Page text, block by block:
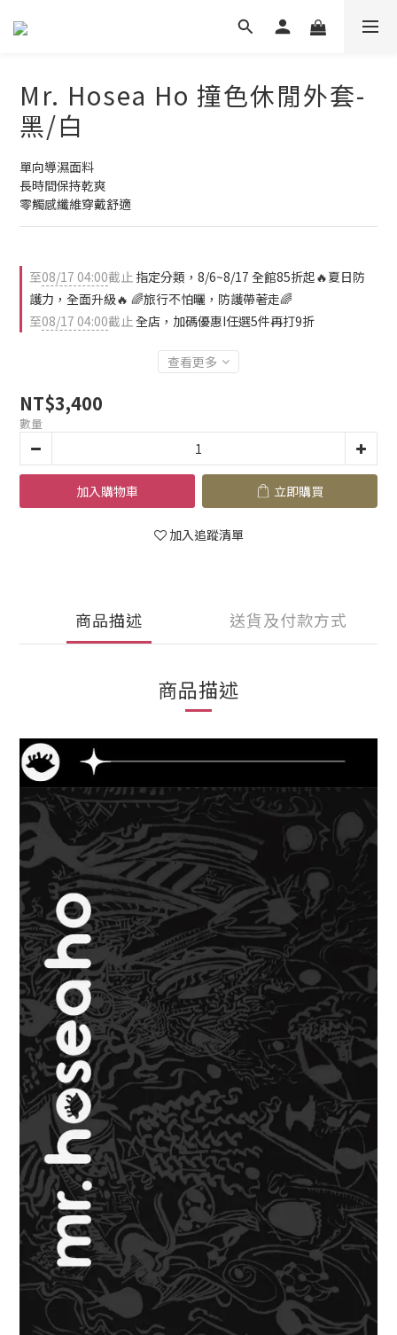
Mr. Hosea Ho 撞色休閒外套-
黑/白
單向導濕面料
長時間保持乾爽
零觸感纖維穿戴舒適
至08/17 04:00截止 指定分類，8/6~8/17 全館85折起🔥夏日防
護力，全面升級🔥 🌈旅行不怕曬，防護帶著走🌈
至08/17 04:00截止全店，加碼優惠I任選5件再打9折
查看更多
NT$3,400
數量
加入購物車 立即購買
加入追蹤清單
商品描述 送貨及付款方式
商品描述